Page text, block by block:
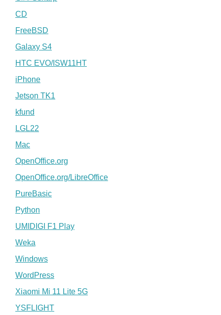
CD
FreeBSD
Galaxy S4
HTC EVO/ISW11HT
iPhone
Jetson TK1
kfund
LGL22
Mac
OpenOffice.org
OpenOffice.org/LibreOffice
PureBasic
Python
UMIDIGI F1 Play
Weka
Windows
WordPress
Xiaomi Mi 11 Lite 5G
YSFLIGHT